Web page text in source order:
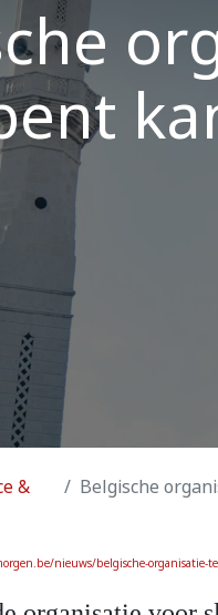
&
Belgische
nieuws/belgische-organisatie-